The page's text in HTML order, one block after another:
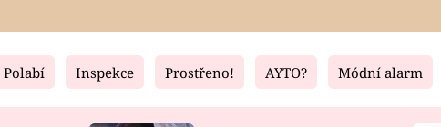
Fresh Living
Polabí Inspekce Prostřeno! AYTO? Módní alarm